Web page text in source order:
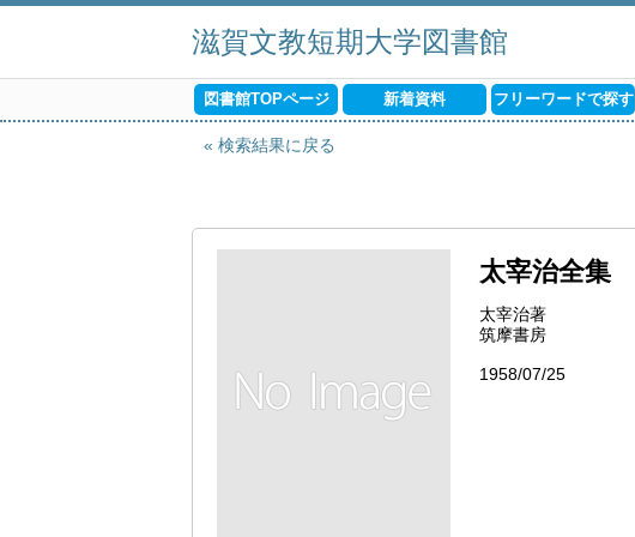
滋賀文教短期大学図書館
図書館TOPページ 新着資料 フリーワードで探す
検索結果に戻る
太宰治全集
太宰治著
筑摩書房
1958/07/25